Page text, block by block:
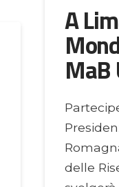
A
MaB
delle